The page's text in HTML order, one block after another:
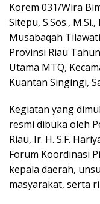
Korem 031/Wira
Sitepu, S.Sos.,
Musabaqah
Provinsi Riau
Utama MTQ,
Kuantan Singingi,
Kegiatan yang
resmi dibuka oleh
Riau, Ir. H. S.F.
Forum Koordinasi
kepala daerah,
masyarakat, serta